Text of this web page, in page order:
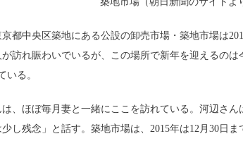
中央区築地にある公設の卸売市場・築地市場は
訪れ賑わいでいるが、この場所で新年を迎えるの
いる。
ほぼ毎月妻と一緒にここを訪れている。河辺さん
し残念」と話す。築地市場は、2015年は12月30日ま